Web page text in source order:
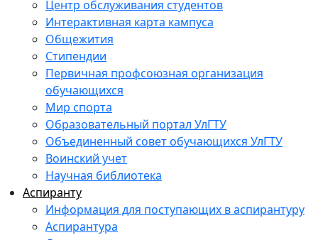
Центр обслуживания студентов
Интерактивная карта кампуса
Общежития
Стипендии
Первичная профсоюзная организация
обучающихся
Мир спорта
Образовательный портал УлГТУ
Объединенный совет обучающихся УлГТУ
Воинский учет
Научная библиотека
Аспиранту
Информация для поступающих в аспирантуру
Аспирантура